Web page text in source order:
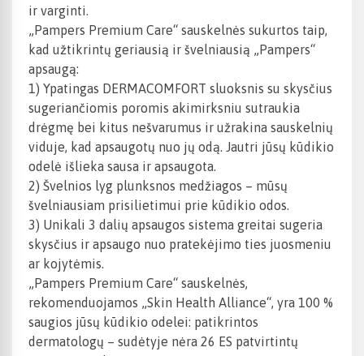
ir varginti.
„Pampers Premium Care“ sauskelnės sukurtos taip,
kad užtikrintų geriausią ir švelniausią „Pampers“
apsaugą:
1) Ypatingas DERMACOMFORT sluoksnis su skysčius
sugeriančiomis poromis akimirksniu sutraukia
drėgmę bei kitus nešvarumus ir užrakina sauskelnių
viduje, kad apsaugotų nuo jų odą. Jautri jūsų kūdikio
odelė išlieka sausa ir apsaugota.
2) Švelnios lyg plunksnos medžiagos – mūsų
švelniausiam prisilietimui prie kūdikio odos.
3) Unikali 3 dalių apsaugos sistema greitai sugeria
skysčius ir apsaugo nuo pratekėjimo ties juosmeniu
ar kojytėmis.
„Pampers Premium Care“ sauskelnės,
rekomenduojamos „Skin Health Alliance“, yra 100 %
saugios jūsų kūdikio odelei: patikrintos
dermatologų – sudėtyje nėra 26 ES patvirtintų